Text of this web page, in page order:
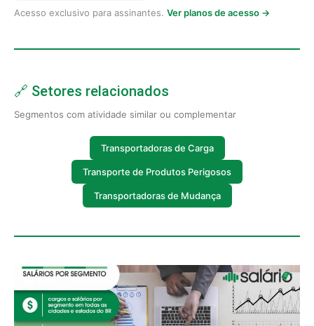
Acesso exclusivo para assinantes. Ver planos de acesso →
🔗 Setores relacionados
Segmentos com atividade similar ou complementar
Transportadoras de Carga
Transporte de Produtos Perigosos
Transportadoras de Mudança